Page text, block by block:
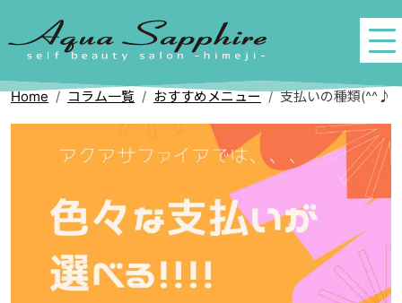
Home コラム一覧 おすすめメニュー 支払いの種類(^^♪